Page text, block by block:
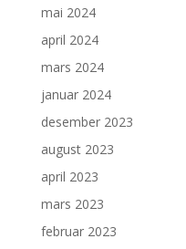
mai 2024
april 2024
mars 2024
januar 2024
desember 2023
august 2023
april 2023
mars 2023
februar 2023